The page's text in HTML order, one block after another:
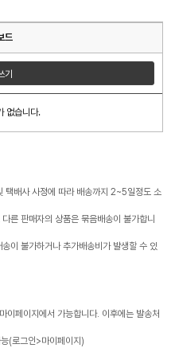
드
기
없습니다.
택배사 사정에 따라 배송까지 2~5일정도 소
른 판매자의 상품은 묶음배송이 불가합니
이 불가하거나 추가배송비가 발생할 수 있
페이지에서 가능합니다. 이후에는 발송처
(로그인>마이페이지)